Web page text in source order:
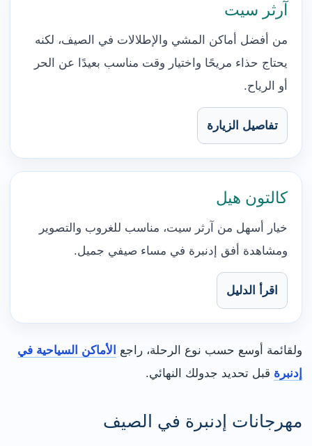
آرثر سيت
من أفضل أماكن المشي والإطلالات في الصيف، لكنه
يحتاج حذاء مريحًا واختيار وقت مناسب بعيدًا عن الحر
أو الرياح.
تفاصيل الزيارة
كالتون هيل
خيار أسهل من آرثر سيت، مناسب للغروب والتصوير
ومشاهدة أفق إدنبرة في مساء صيفي جميل.
اقرأ الدليل
ولقائمة أوسع حسب نوع الرحلة، راجع
الأماكن السياحية في
إدنبرة قبل تحديد جدولك النهائي.
مهرجانات إدنبرة في الصيف